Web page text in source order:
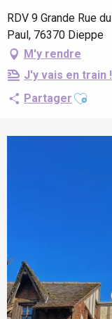
RDV 9 Grande Rue
Paul, 76370 Dieppe
M'y rendre
J'y vais en train !
Partager Ajouter